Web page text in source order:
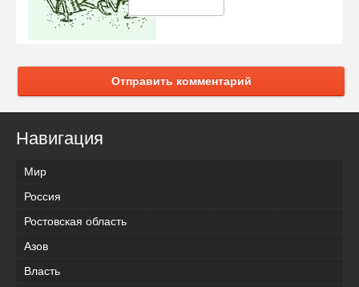
Отправить комментарий
Навигация
Мир
Россия
Ростовская область
Азов
Власть